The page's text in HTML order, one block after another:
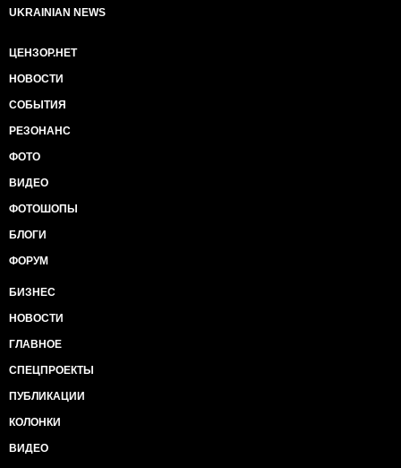
UKRAINIAN NEWS
ЦЕНЗОР.НЕТ
НОВОСТИ
СОБЫТИЯ
РЕЗОНАНС
ФОТО
ВИДЕО
ФОТОШОПЫ
БЛОГИ
ФОРУМ
БИЗНЕС
НОВОСТИ
ГЛАВНОЕ
СПЕЦПРОЕКТЫ
ПУБЛИКАЦИИ
КОЛОНКИ
ВИДЕО